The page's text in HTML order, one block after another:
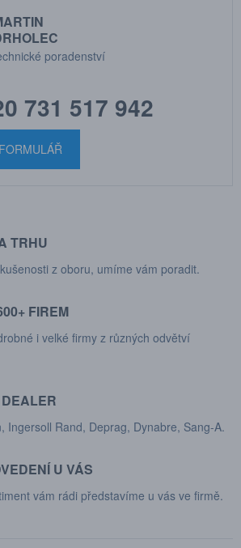
poradenství
731 517 942
TRHU
z oboru, umíme vám poradit.
FIREM
i velké firmy z různých odvětví
Ingersoll Rand, Deprag, Dynabre, Sang-A.
U VÁS
vám rádi představíme u vás ve firmě.